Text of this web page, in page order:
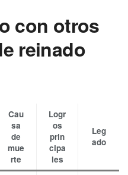
con otros
reinado
Cau
sa
de
mue
rte
Logr
os
prin
cipa
les
Leg
ado